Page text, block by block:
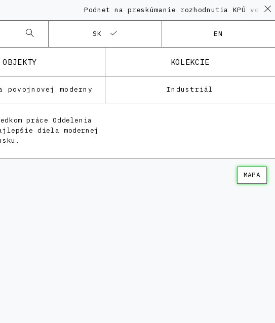
Podnet na preskúmanie rozhodnutia KPÚ vo veci
SK EN
OBJEKTY KOLEKCIE
povojnovej moderny Industriál
práce Oddelenia
diela modernej
MAPA